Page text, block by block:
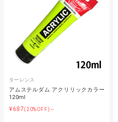
ターレンス
アムステルダム アクリリックカラー
120ml
¥687(20%OFF)～